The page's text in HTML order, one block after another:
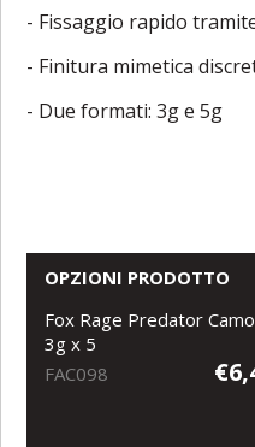
- Fissaggio rapido
- Finitura mimetica
- Due formati: 3g e 5g
OPZIONI PRODOTTO
Fox Rage Predator
3g x 5
FAC098